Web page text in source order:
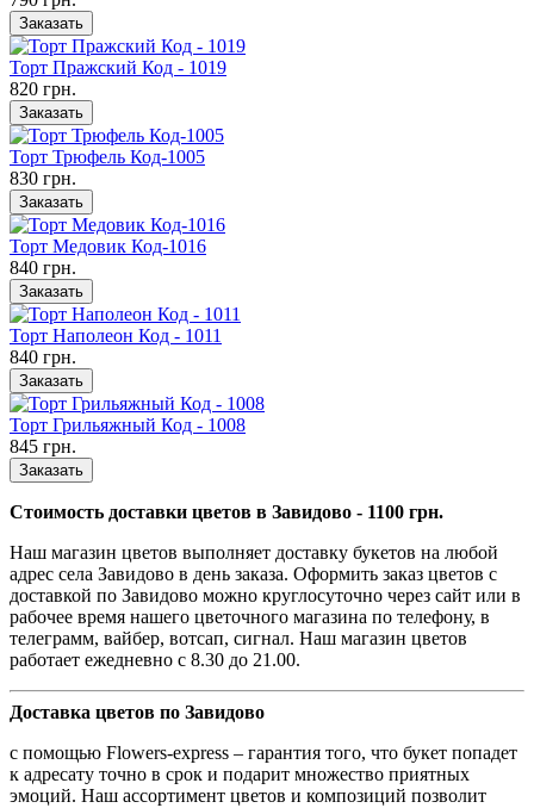
Заказать
Торт Пражский Код - 1019
820 грн.
Заказать
Торт Трюфель Код-1005
830 грн.
Заказать
Торт Медовик Код-1016
840 грн.
Заказать
Торт Наполеон Код - 1011
840 грн.
Заказать
Торт Грильяжный Код - 1008
845 грн.
Заказать
Стоимость доставки цветов в Завидово - 1100 грн.
Наш магазин цветов выполняет доставку букетов на любой
адрес села Завидово в день заказа. Оформить заказ цветов с
доставкой по Завидово можно круглосуточно через сайт или в
рабочее время нашего цветочного магазина по телефону, в
телеграмм, вайбер, вотсап, сигнал. Наш магазин цветов
работает ежедневно с 8.30 до 21.00.
Доставка цветов по Завидово
с помощью Flowers-express – гарантия того, что букет попадет
к адресату точно в срок и подарит множество приятных
эмоций. Наш ассортимент цветов и композиций позволит